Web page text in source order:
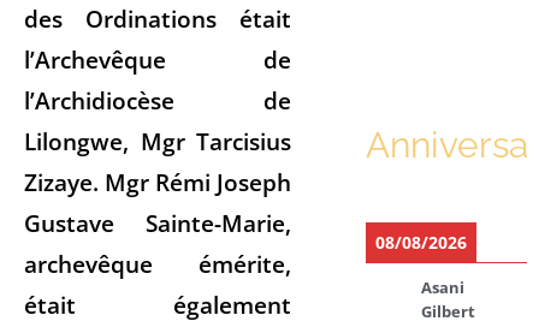
des Ordinations était
l’Archevêque de
l’Archidiocèse de
Lilongwe, Mgr Tarcisius
Zizaye. Mgr Rémi Joseph
Gustave Sainte-Marie,
archevêque émérite,
était également
08/08/2026
Asani
Gilbert